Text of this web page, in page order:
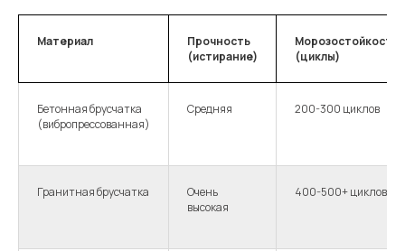
Материал
Прочность
(истирание)
Морозостойкость
(циклы)
Бетонная брусчатка
(вибропрессованная)
Средняя 200-300 циклов
Гранитная брусчатка
Очень
высокая
400-500+ циклов